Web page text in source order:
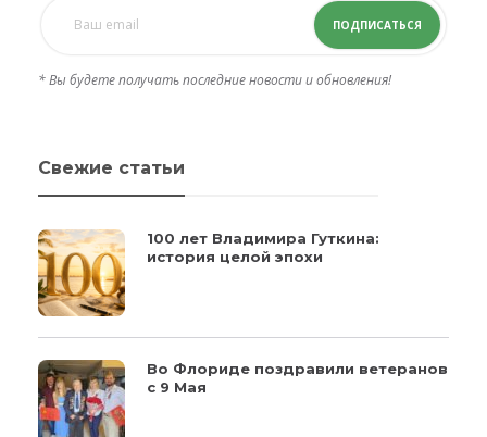
ПОДПИСАТЬСЯ
* Вы будете получать последние новости и обновления!
Свежие статьи
100 лет Владимира Гуткина:
история целой эпохи
Во Флориде поздравили ветеранов
с 9 Мая